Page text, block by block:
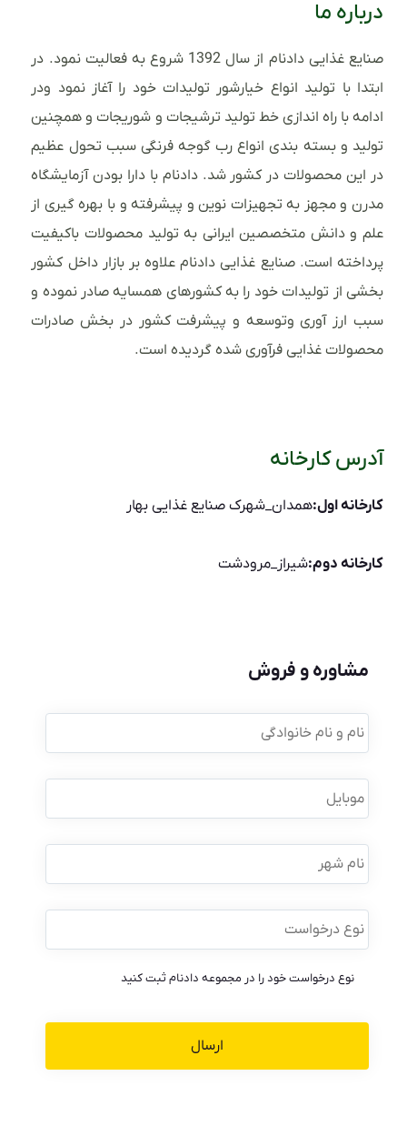
درباره ما
صنایع غذایی دادنام از سال 1392 شروع به فعالیت نمود. در
ابتدا با تولید انواع خیارشور تولیدات خود را آغاز نمود ودر
ادامه با راه اندازی خط تولید ترشیجات و شوریجات و همچنین
تولید و بسته بندی انواع رب گوجه فرنگی سبب تحول عظیم
در این محصولات در کشور شد. دادنام با دارا بودن آزمایشگاه
مدرن و مجهز به تجهیزات نوین و پیشرفته و با بهره گیری از
علم و دانش متخصصین ایرانی به تولید محصولات باکیفیت
پرداخته است. صنایع غذایی دادنام علاوه بر بازار داخل کشور
بخشی از تولیدات خود را به کشورهای همسایه صادر نموده و
سبب ارز آوری وتوسعه و پیشرفت کشور در بخش صادرات
محصولات غذایی فرآوری شده گردیده است.
آدرس کارخانه
کارخانه اول:همدان_شهرک صنایع غذایی بهار
کارخانه دوم:شیراز_مرودشت
مشاوره و فروش
نام
و
نام
موبایل *
نام
شهر
نوع
درخواست *
نوع درخواست خود را در مجموعه دادنام ثبت کنید